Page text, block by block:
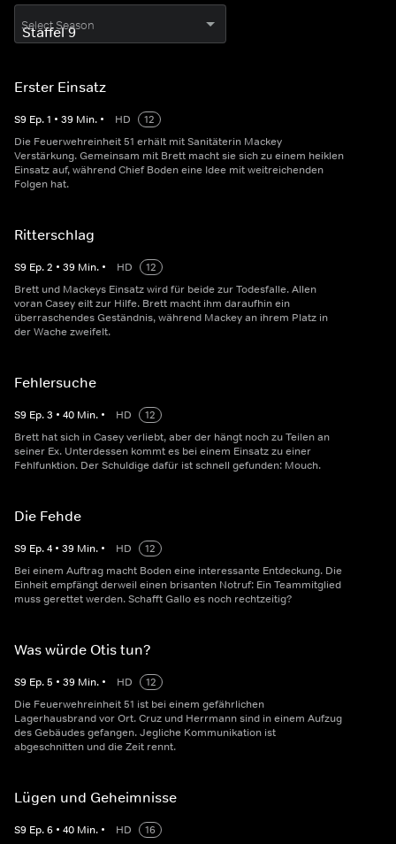
Select Season
Erster Einsatz
S9 Ep.1 • 39 Min. • HD
12
Die Feuerwehreinheit 51 erhält mit Sanitäterin Mackey
Verstärkung. Gemeinsam mit Brett macht sie sich zu einem heiklen
Einsatz auf, während Chief Boden eine Idee mit weitreichenden
Folgen hat.
Ritterschlag
S9 Ep.2 • 39 Min. • HD
12
Brett und Mackeys Einsatz wird für beide zur Todesfalle. Allen
voran Casey eilt zur Hilfe. Brett macht ihm daraufhin ein
überraschendes Geständnis, während Mackey an ihrem Platz in
der Wache zweifelt.
Fehlersuche
S9 Ep.3 • 40 Min. • HD
12
Brett hat sich in Casey verliebt, aber der hängt noch zu Teilen an
seiner Ex. Unterdessen kommt es bei einem Einsatz zu einer
Fehlfunktion. Der Schuldige dafür ist schnell gefunden: Mouch.
Die Fehde
S9 Ep.4 • 39 Min. • HD
12
Bei einem Auftrag macht Boden eine interessante Entdeckung. Die
Einheit empfängt derweil einen brisanten Notruf: Ein Teammitglied
muss gerettet werden. Schafft Gallo es noch rechtzeitig?
Was würde Otis tun?
S9 Ep.5 • 39 Min. • HD
12
Die Feuerwehreinheit 51 ist bei einem gefährlichen
Lagerhausbrand vor Ort. Cruz und Herrmann sind in einem Aufzug
des Gebäudes gefangen. Jegliche Kommunikation ist
abgeschnitten und die Zeit rennt.
Lügen und Geheimnisse
S9 Ep.6 • 40 Min. • HD
16